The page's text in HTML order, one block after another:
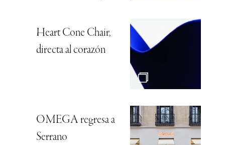
Heart Cone Chair,
directa al corazón
OMEGA regresa a
Serrano